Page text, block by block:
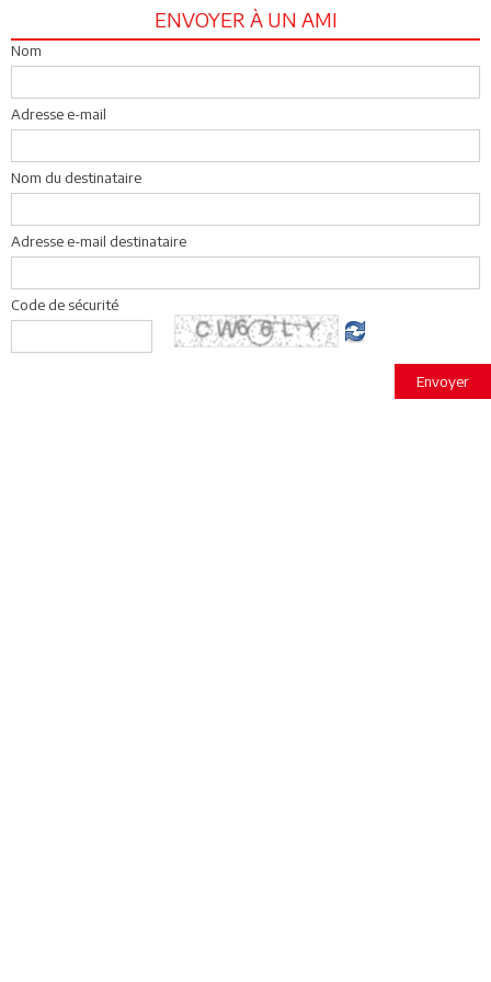
ENVOYER À UN AMI
Nom
Adresse e-mail
Nom du destinataire
Adresse e-mail destinataire
Code de sécurité
Envoyer